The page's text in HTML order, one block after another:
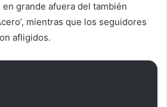
grande afuera del también
mientras que los seguidores
afligidos.